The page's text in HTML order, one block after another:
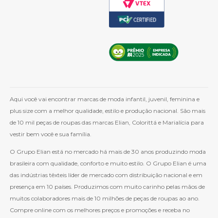
Aqui você vai encontrar marcas de moda infantil, juvenil, feminina e
plus size com a melhor qualidade, estilo e produção nacional. São mais
de 10 mil peças de roupas das marcas Elian, Colorittá e Marialícia para
vestir bem você e sua família.
O Grupo Elian está no mercado há mais de 30 anos produzindo moda
brasileira com qualidade, conforto e muito estilo. O Grupo Elian é uma
das indústrias têxteis líder de mercado com distribuição nacional e em
presença em 10 países. Produzimos com muito carinho pelas mãos de
muitos colaboradores mais de 10 milhões de peças de roupas ao ano.
Compre online com os melhores preços e promoções e receba no